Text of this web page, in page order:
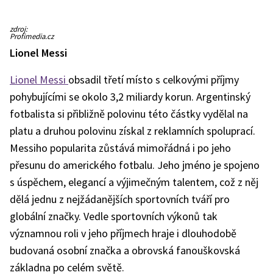
Canelo
Álvarez
zdroj:
Profimedia.cz
Lionel Messi
Lionel Messi obsadil třetí místo s celkovými příjmy
pohybujícími se okolo 3,2 miliardy korun. Argentinský
fotbalista si přibližně polovinu této částky vydělal na
platu a druhou polovinu získal z reklamních spoluprací.
Messiho popularita zůstává mimořádná i po jeho
přesunu do amerického fotbalu. Jeho jméno je spojeno
s úspěchem, elegancí a výjimečným talentem, což z něj
dělá jednu z nejžádanějších sportovních tváří pro
globální značky. Vedle sportovních výkonů tak
významnou roli v jeho příjmech hraje i dlouhodobě
budovaná osobní značka a obrovská fanouškovská
základna po celém světě.